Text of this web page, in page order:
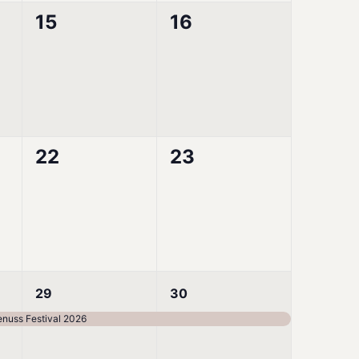
0
15
0
16
0
22
0
23
Festival 2026
1
Veranstaltung,
29
1
Veranstaltung,
30